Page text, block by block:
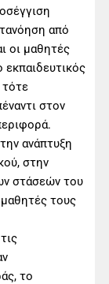
από
οι μαθητές
εκπαιδευτικός
τότε
στον
ανάπτυξη
στην
στάσεών του
τους
το